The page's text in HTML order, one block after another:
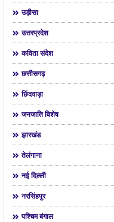
उड़ीसा
उत्तरप्रदेश
कविता संदेश
छत्तीसगढ़
छिंदवाड़ा
जनजाति विशेष
झारखंड
तेलंगाना
नई दिल्ली
नरसिंहपुर
पश्चिम बंगाल